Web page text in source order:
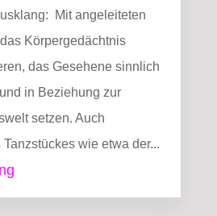
Mit angeleiteten
Körpergedächtnis
das Gesehene sinnlich
in Beziehung zur
setzen. Auch
wie etwa der...